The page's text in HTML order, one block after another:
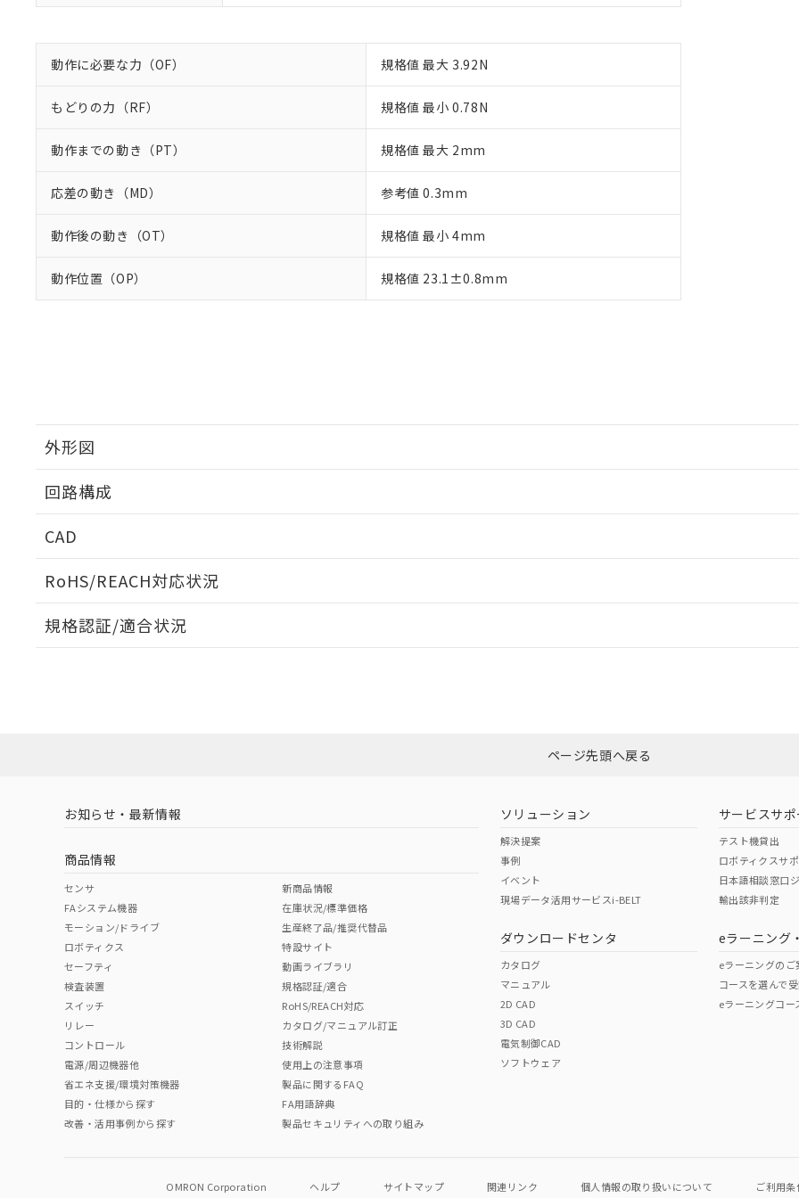
動作に必要な力（OF） 規格値 最大 3.92N
もどりの力（RF） 規格値 最小 0.78N
動作までの動き（PT） 規格値 最大 2mm
応差の動き（MD） 参考値 0.3mm
動作後の動き（OT） 規格値 最小 4mm
動作位置（OP） 規格値 23.1±0.8mm
外形図
取りつけ穴加工図
回路構成
CAD
RoHS/REACH対応状況
EU RoHS 注意事項・凡例
ダウンロードはこちら
中国 RoHS 注意事項・凡例
中国 RoHS表
Pb Hg Cr(VI)
"対応済み"や非含有の記載がされた商品であっても、流通在庫等で未対応品が混在する可能性があります。
非含有品が必要な際は、弊社営業部門もしくは販売店へお問い合わせください。
規格認証/適合状況
（イギリス
（ノルウェー
（日本
（アメリカ
この製品の規格認証/適合
その他の認証はこちらのページからご
ページ先頭へ戻る
お知らせ・最新情報
商品情報
センサ
FAシステム機器
モーション/ドライブ
ロボティクス
セーフティ
検査装置
スイッチ
リレー
コントロール
電源/周辺機器他
省エネ支援/環境対策機器
目的・仕様から探す
改善・活用事例から探す
新商品情報
在庫状況/標準価格
生産終了品/推奨代替品
特設サイト
動画ライブラリ
規格認証/適合
RoHS/REACH対応
カタログ/マニュアル訂正
技術解説
使用上の注意事項
製品に関するFAQ
FA用語辞典
製品セキュリティへの取り組み
ソリューション
解決提案
事例
イベント
現場データ活用サービスi-BELT
ダウンロードセンタ
カタログ
マニュアル
2D CAD
3D CAD
電気制御CAD
ソフトウェア
サービスサポ
テスト機貸出
ロボティクスサ
日本語相談窓口
輸出該非判定
eラーニング
eラーニングのご
コースを選んで
eラーニングコー
OMRON Corporation ヘルプ サイトマップ 関連リンク 個人情報の取り扱いについて ご利用条